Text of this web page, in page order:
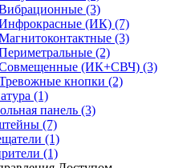
(3)
(ИК) (7)
(3)
(2)
(ИК+СВЧ) (3)
кнопки (2)
(1)
панель (3)
(7)
(1)
(1)